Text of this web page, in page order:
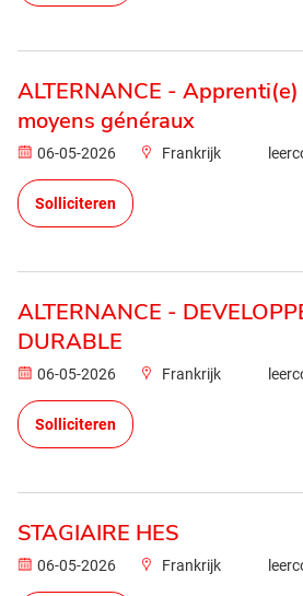
ALTERNANCE -
moyens généraux
06-05-2026 Frankrijk
Solliciteren
ALTERNANCE -
DURABLE
06-05-2026 Frankrijk
Solliciteren
STAGIAIRE HES
06-05-2026 Frankrijk